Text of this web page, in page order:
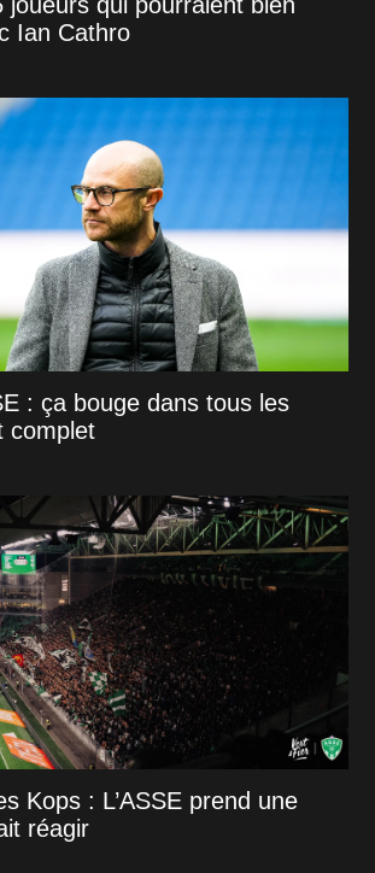
Ian Cathro
: ça bouge dans tous les
complet
Kops : L’ASSE prend une
réagir